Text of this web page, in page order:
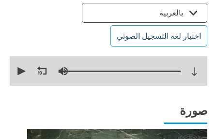
بالعربية
اختيار لغة التسجيل الصوتي
seconds
صورة